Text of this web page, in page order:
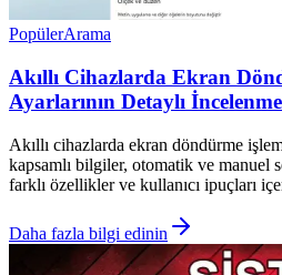
PopülerArama
Akıllı Cihazlarda Ekran
Ayarlarının Detaylı
Akıllı cihazlarda ekran döndürme
kapsamlı bilgiler, otomatik ve manuel
farklı özellikler ve kullanıcı ipuçları
Daha fazla bilgi edinin